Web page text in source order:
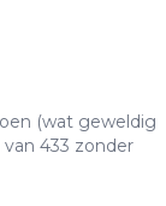
(wat geweldig
433 zonder